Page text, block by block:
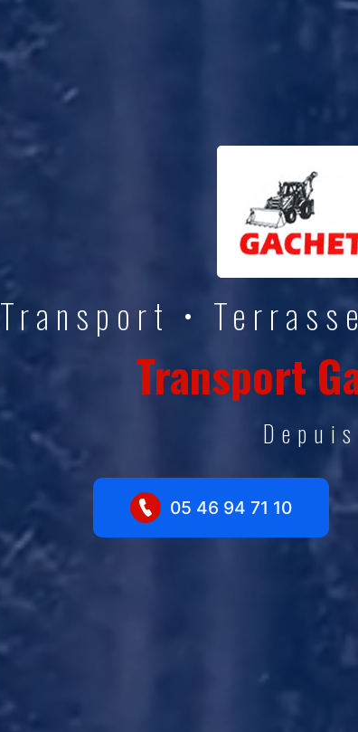
Transport •
Transport
05 46 94 71 10